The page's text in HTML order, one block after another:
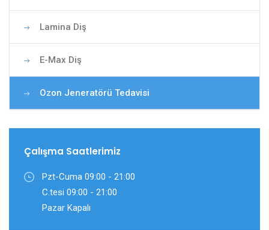
Lamina Diş
E-Max Diş
Ozon Jeneratörü Tedavisi
Çalışma Saatlerimiz
Pzt-Cuma 09:00 - 21:00
C.tesi 09:00 - 21:00
Pazar Kapalı